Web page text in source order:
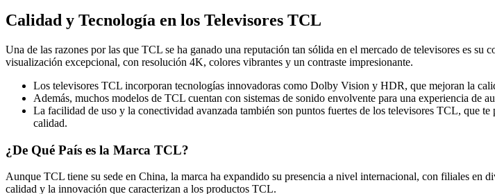
Calidad y Tecnología en los Televisores TCL
Una de las razones por las que TCL se ha ganado una reputación tan sólida en el mercado de televisores es
visualización excepcional, con resolución 4K, colores vibrantes y un contraste impresionante.
Los televisores TCL incorporan tecnologías innovadoras como Dolby Vision y HDR, que mejoran la
Además, muchos modelos de TCL cuentan con sistemas de sonido envolvente para una experiencia de
La facilidad de uso y la conectividad avanzada también son puntos fuertes de los televisores TCL, que
calidad.
¿De Qué País es la Marca TCL?
Aunque TCL tiene su sede en China, la marca ha expandido su presencia a nivel internacional, con filiales en
calidad y la innovación que caracterizan a los productos TCL.